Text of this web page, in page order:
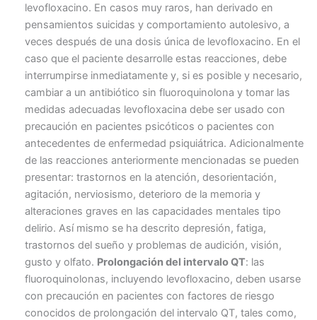
levofloxacino. En casos muy raros, han derivado en
pensamientos suicidas y comportamiento autolesivo, a
veces después de una dosis única de levofloxacino. En el
caso que el paciente desarrolle estas reacciones, debe
interrumpirse inmediatamente y, si es posible y necesario,
cambiar a un antibiótico sin fluoroquinolona y tomar las
medidas adecuadas levofloxacina debe ser usado con
precaución en pacientes psicóticos o pacientes con
antecedentes de enfermedad psiquiátrica. Adicionalmente
de las reacciones anteriormente mencionadas se pueden
presentar: trastornos en la atención, desorientación,
agitación, nerviosismo, deterioro de la memoria y
alteraciones graves en las capacidades mentales tipo
delirio. Así mismo se ha descrito depresión, fatiga,
trastornos del sueño y problemas de audición, visión,
gusto y olfato. Prolongación del intervalo QT: las
fluoroquinolonas, incluyendo levofloxacino, deben usarse
con precaución en pacientes con factores de riesgo
conocidos de prolongación del intervalo QT, tales como,